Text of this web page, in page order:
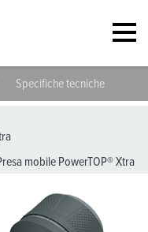
Specifiche tecniche
mobile PowerTOP® Xtra